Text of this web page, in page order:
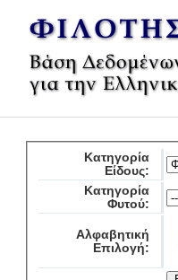
Κατηγορία
Είδους:
Κατηγορία
Φυτού:
Αλφαβητική
Επιλογή: